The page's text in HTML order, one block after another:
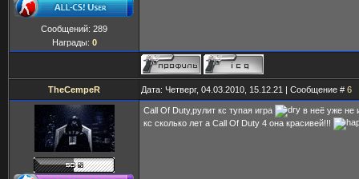
Сообщений: 289
Награды: 0
TheCempeR Дата: Четверг, 04.03.2010, 15.12.21 | Сообщение # 6
Call Of Duty,рулит кс тупая игра
в неё уже не
кс сколько лет а Call Of Duty 4 она красивей!!!